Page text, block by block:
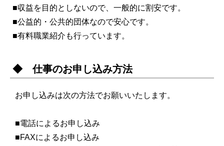
■収益を目的としないので、一般的に割安です。
■公益的・公共的団体なので安心です。
■有料職業紹介も行っています。
◆ 仕事のお申し込み方法
お申し込みは次の方法でお願いいたします。
■電話によるお申し込み
■FAXによるお申し込み